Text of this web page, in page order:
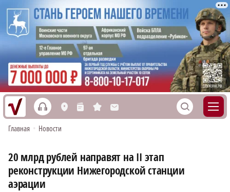
h L n s M S
Главная • Новости
20 млрд рублей направят на II этап
реконструкции Нижегородской станции
аэрации